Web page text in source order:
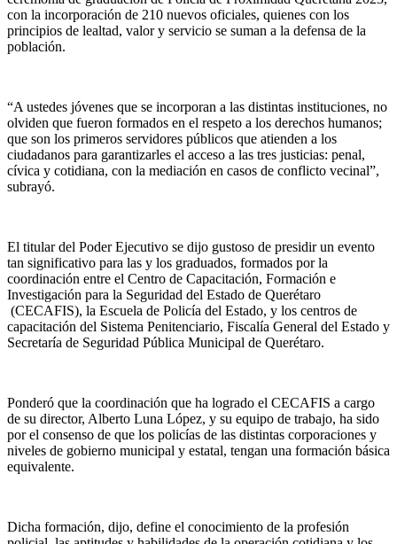
con la incorporación de 210 nuevos oficiales, quienes con los
principios de lealtad, valor y servicio se suman a la defensa de la
población.
“A ustedes jóvenes que se incorporan a las distintas instituciones, no
olviden que fueron formados en el respeto a los derechos humanos;
que son los primeros servidores públicos que atienden a los
ciudadanos para garantizarles el acceso a las tres justicias: penal,
cívica y cotidiana, con la mediación en casos de conflicto vecinal”,
subrayó.
El titular del Poder Ejecutivo se dijo gustoso de presidir un evento
tan significativo para las y los graduados, formados por la
coordinación entre el Centro de Capacitación, Formación e
Investigación para la Seguridad del Estado de Querétaro
(CECAFIS), la Escuela de Policía del Estado, y los centros de
capacitación del Sistema Penitenciario, Fiscalía General del Estado y
Secretaría de Seguridad Pública Municipal de Querétaro.
Ponderó que la coordinación que ha logrado el CECAFIS a cargo
de su director, Alberto Luna López, y su equipo de trabajo, ha sido
por el consenso de que los policías de las distintas corporaciones y
niveles de gobierno municipal y estatal, tengan una formación básica
equivalente.
Dicha formación, dijo, define el conocimiento de la profesión